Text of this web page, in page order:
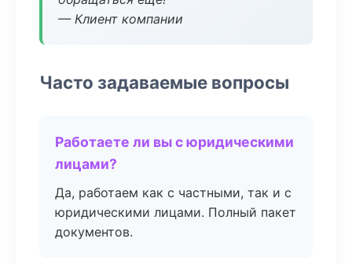
— Клиент компании
Часто задаваемые вопросы
Работаете ли вы с юридическими
лицами?
Да, работаем как с частными, так и с
юридическими лицами. Полный пакет
документов.